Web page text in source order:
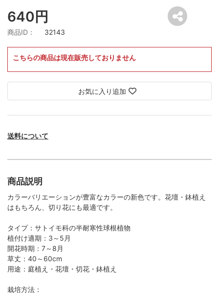
640円
商品ID： 32143
こちらの商品は現在販売しておりません
お気に入り追加
送料について
商品説明
カラーバリエーションが豊富なカラーの新色です。花壇・鉢植え
はもちろん、切り花にも最適です。
タイプ：サトイモ科の半耐寒性球根植物
植付け適期：3～5月
開花時期：7～8月
草丈：40～60cm
用途：庭植え・花壇・切花・鉢植え
栽培方法：